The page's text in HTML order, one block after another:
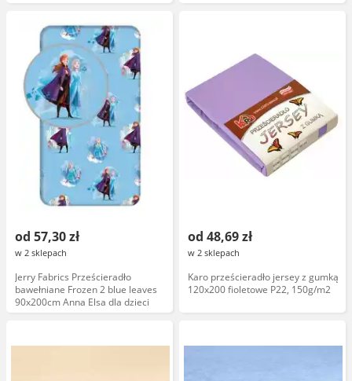
od 57,30 zł
w 2 sklepach
Jerry Fabrics Prześcieradło
bawełniane Frozen 2 blue leaves
90x200cm Anna Elsa dla dzieci
od 48,69 zł
w 2 sklepach
Karo prześcieradło jersey z gumką
120x200 fioletowe P22, 150g/m2